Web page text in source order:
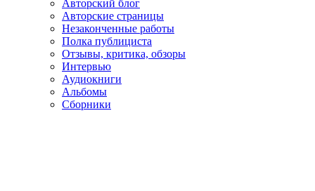
Авторский блог
Авторские страницы
Незаконченные работы
Полка публициста
Отзывы, критика, обзоры
Интервью
Аудиокниги
Альбомы
Сборники